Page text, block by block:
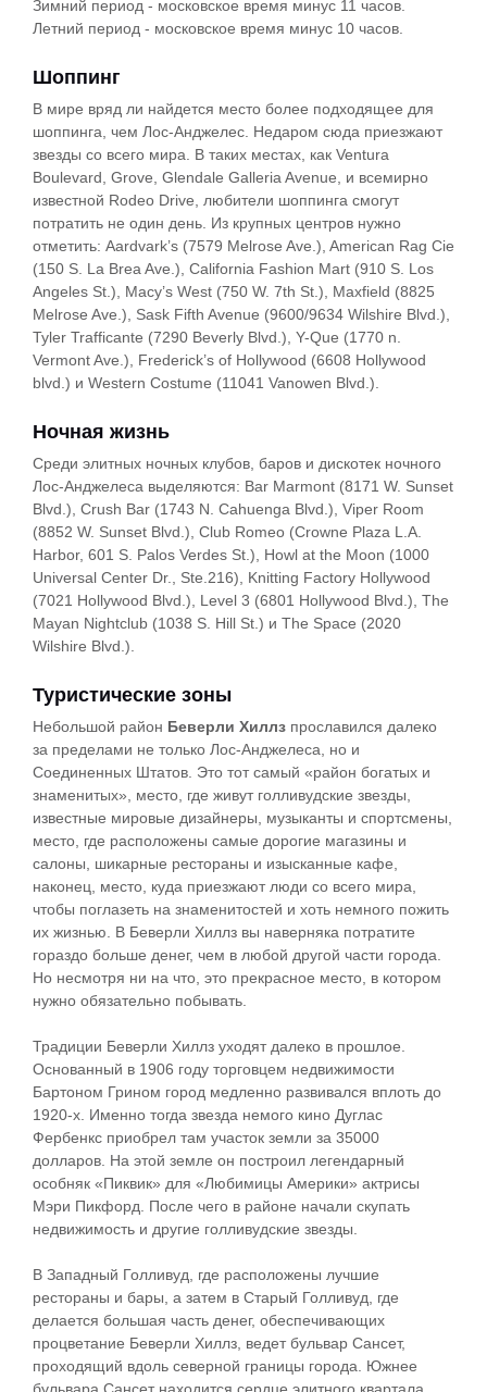
Зимний период - московское время минус 11 часов.
Летний период - московское время минус 10 часов.
Шоппинг
В мире вряд ли найдется место более подходящее для
шоппинга, чем Лос-Анджелес. Недаром сюда приезжают
звезды со всего мира. В таких местах, как Ventura
Boulevard, Grove, Glendale Galleria Avenue, и всемирно
известной Rodeo Drive, любители шоппинга смогут
потратить не один день. Из крупных центров нужно
отметить: Aardvark’s (7579 Melrose Ave.), American Rag Cie
(150 S. La Brea Ave.), California Fashion Mart (910 S. Los
Angeles St.), Macy’s West (750 W. 7th St.), Maxfield (8825
Melrose Ave.), Sask Fifth Avenue (9600/9634 Wilshire Blvd.),
Tyler Trafficante (7290 Beverly Blvd.), Y-Que (1770 n.
Vermont Ave.), Frederick’s of Hollywood (6608 Hollywood
blvd.) и Western Costume (11041 Vanowen Blvd.).
Ночная жизнь
Среди элитных ночных клубов, баров и дискотек ночного
Лос-Анджелеса выделяются: Bar Marmont (8171 W. Sunset
Blvd.), Crush Bar (1743 N. Cahuenga Blvd.), Viper Room
(8852 W. Sunset Blvd.), Club Romeo (Crowne Plaza L.A.
Harbor, 601 S. Palos Verdes St.), Howl at the Moon (1000
Universal Center Dr., Ste.216), Knitting Factory Hollywood
(7021 Hollywood Blvd.), Level 3 (6801 Hollywood Blvd.), The
Mayan Nightclub (1038 S. Hill St.) и The Space (2020
Wilshire Blvd.).
Туристические зоны
Небольшой район Беверли Хиллз прославился далеко
за пределами не только Лос-Анджелеса, но и
Соединенных Штатов. Это тот самый «район богатых и
знаменитых», место, где живут голливудские звезды,
известные мировые дизайнеры, музыканты и спортсмены,
место, где расположены самые дорогие магазины и
салоны, шикарные рестораны и изысканные кафе,
наконец, место, куда приезжают люди со всего мира,
чтобы поглазеть на знаменитостей и хоть немного пожить
их жизнью. В Беверли Хиллз вы наверняка потратите
гораздо больше денег, чем в любой другой части города.
Но несмотря ни на что, это прекрасное место, в котором
нужно обязательно побывать.
Традиции Беверли Хиллз уходят далеко в прошлое.
Основанный в 1906 году торговцем недвижимости
Бартоном Грином город медленно развивался вплоть до
1920-х. Именно тогда звезда немого кино Дуглас
Фербенкс приобрел там участок земли за 35000
долларов. На этой земле он построил легендарный
особняк «Пиквик» для «Любимицы Америки» актрисы
Мэри Пикфорд. После чего в районе начали скупать
недвижимость и другие голливудские звезды.
В Западный Голливуд, где расположены лучшие
рестораны и бары, а затем в Старый Голливуд, где
делается большая часть денег, обеспечивающих
процветание Беверли Хиллз, ведет бульвар Сансет,
проходящий вдоль северной границы города. Южнее